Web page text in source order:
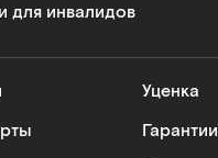
для инвалидов
Уценка
Гарантии